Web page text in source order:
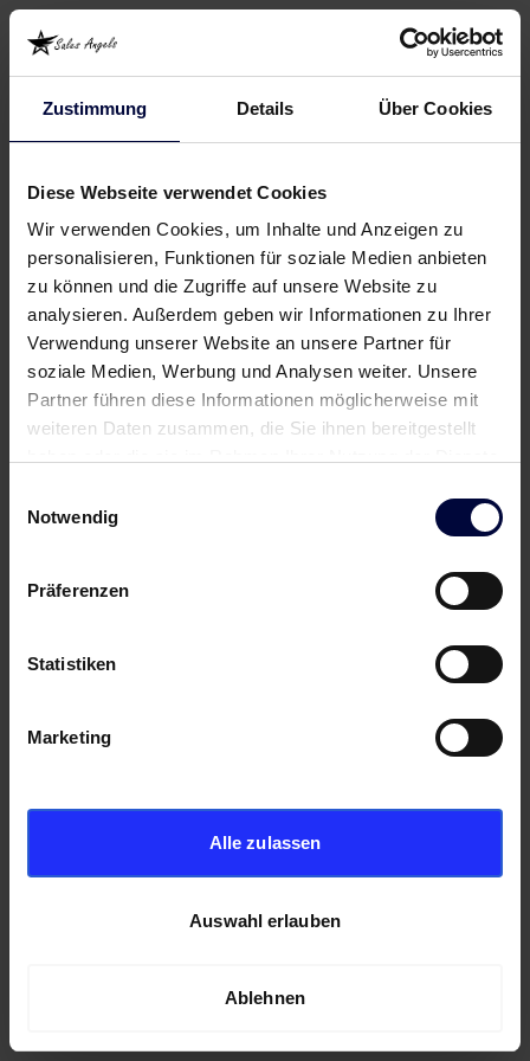
Zustimmung Details Über Cookies
Diese Webseite verwendet Cookies
Wir verwenden Cookies, um Inhalte und Anzeigen zu
personalisieren, Funktionen für soziale Medien anbieten
zu können und die Zugriffe auf unsere Website zu
analysieren. Außerdem geben wir Informationen zu Ihrer
Verwendung unserer Website an unsere Partner für
soziale Medien, Werbung und Analysen weiter. Unsere
Partner führen diese Informationen möglicherweise mit
weiteren Daten zusammen, die Sie ihnen bereitgestellt
Notwendig
Präferenzen
Statistiken
Marketing
Alle zulassen
Auswahl erlauben
Ablehnen